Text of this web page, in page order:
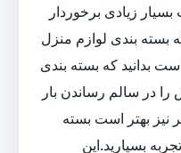
زیادی برخوردار
بسته بندی لوازم منزل
بدانید که بسته بندی
در سالم رساندن بار
نیز بهتر است بسته
بسپارید.این